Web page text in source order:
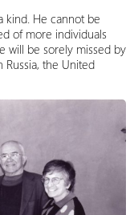
kind. He cannot be
of more individuals
will be sorely missed by
Russia, the United